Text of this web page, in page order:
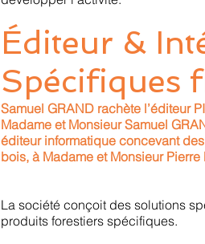
Éditeur &
Spécifiques
Samuel GRAND rachète l’éditeur
Madame et Monsieur Samuel
éditeur informatique concevant
bois, à Madame et Monsieur
La société conçoit des solutions
produits forestiers spécifiques.